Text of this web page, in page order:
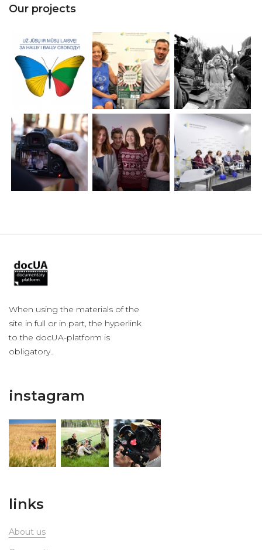
Our projects
When using the materials of the
site in full or in part, the hyperlink
to the docUA-platform is
obligatory..
instagram
links
About us